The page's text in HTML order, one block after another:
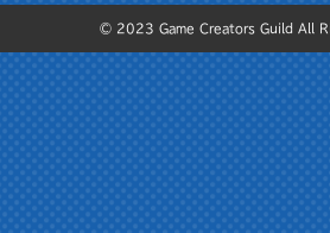
© 2023 Game Creators Guild All